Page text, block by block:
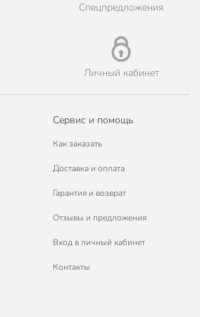
Спецпредложения
Личный кабинет
Сервис и помощь
Как заказать
Доставка и оплата
Гарантия и возврат
Отзывы и предложения
Вход в личный кабинет
Контакты